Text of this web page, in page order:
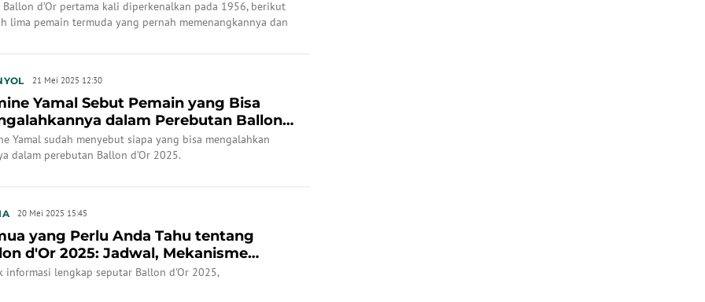
Ballon d’Or pertama kali diperkenalkan pada 1956, berikut
lima pemain termuda yang pernah memenangkannya dan
21 Mei 2025 12:30
Yamal Sebut Pemain yang Bisa
dalam Perebutan Ballon
2025
Yamal sudah menyebut siapa yang bisa mengalahkan
dalam perebutan Ballon d’Or 2025.
20 Mei 2025 15:45
yang Perlu Anda Tahu tentang
d'Or 2025: Jadwal, Mekanisme
dan Kand...
informasi lengkap seputar Ballon d'Or 2025,